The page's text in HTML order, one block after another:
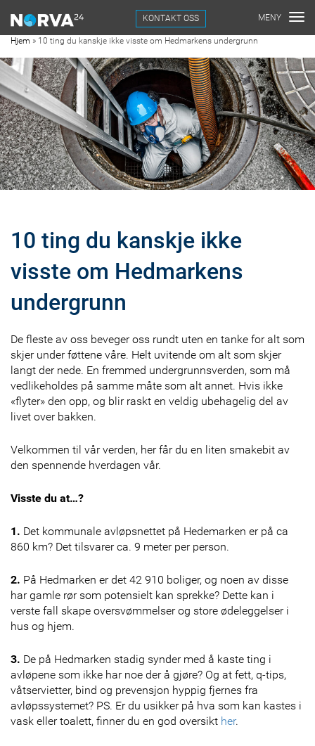
KONTAKT OSS
Hjem » 10 ting du kanskje ikke visste om Hedmarkens undergrunn
10 ting du kanskje ikke
visste om Hedmarkens
undergrunn
De fleste av oss beveger oss rundt uten en tanke for alt som
skjer under føttene våre. Helt uvitende om alt som skjer
langt der nede. En fremmed undergrunnsverden, som må
vedlikeholdes på samme måte som alt annet. Hvis ikke
«flyter» den opp, og blir raskt en veldig ubehagelig del av
livet over bakken.
Velkommen til vår verden, her får du en liten smakebit av
den spennende hverdagen vår.
Visste du at…?
1. Det kommunale avløpsnettet på Hedemarken er på ca
860 km? Det tilsvarer ca. 9 meter per person.
2. På Hedmarken er det 42 910 boliger, og noen av disse
har gamle rør som potensielt kan sprekke? Dette kan i
verste fall skape oversvømmelser og store ødeleggelser i
hus og hjem.
3. De på Hedmarken stadig synder med å kaste ting i
avløpene som ikke har noe der å gjøre? Og at fett, q-tips,
våtservietter, bind og prevensjon hyppig fjernes fra
avløpssystemet? PS. Er du usikker på hva som kan kastes i
vask eller toalett, finner du en god oversikt her.